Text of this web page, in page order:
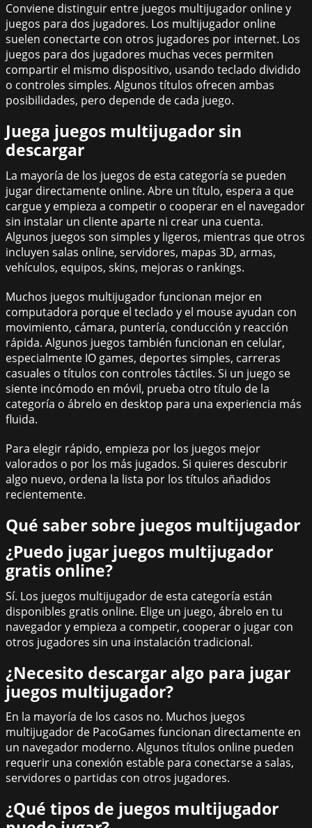
Conviene distinguir entre juegos multijugador online y
juegos para dos jugadores. Los multijugador online
suelen conectarte con otros jugadores por internet. Los
juegos para dos jugadores muchas veces permiten
compartir el mismo dispositivo, usando teclado dividido
o controles simples. Algunos títulos ofrecen ambas
posibilidades, pero depende de cada juego.
Juega juegos multijugador sin
descargar
La mayoría de los juegos de esta categoría se pueden
jugar directamente online. Abre un título, espera a que
cargue y empieza a competir o cooperar en el navegador
sin instalar un cliente aparte ni crear una cuenta.
Algunos juegos son simples y ligeros, mientras que otros
incluyen salas online, servidores, mapas 3D, armas,
vehículos, equipos, skins, mejoras o rankings.
Muchos juegos multijugador funcionan mejor en
computadora porque el teclado y el mouse ayudan con
movimiento, cámara, puntería, conducción y reacción
rápida. Algunos juegos también funcionan en celular,
especialmente IO games, deportes simples, carreras
casuales o títulos con controles táctiles. Si un juego se
siente incómodo en móvil, prueba otro título de la
categoría o ábrelo en desktop para una experiencia más
fluida.
Para elegir rápido, empieza por los juegos mejor
valorados o por los más jugados. Si quieres descubrir
algo nuevo, ordena la lista por los títulos añadidos
recientemente.
Qué saber sobre juegos multijugador
¿Puedo jugar juegos multijugador
gratis online?
Sí. Los juegos multijugador de esta categoría están
disponibles gratis online. Elige un juego, ábrelo en tu
navegador y empieza a competir, cooperar o jugar con
otros jugadores sin una instalación tradicional.
¿Necesito descargar algo para jugar
juegos multijugador?
En la mayoría de los casos no. Muchos juegos
multijugador de PacoGames funcionan directamente en
un navegador moderno. Algunos títulos online pueden
requerir una conexión estable para conectarse a salas,
servidores o partidas con otros jugadores.
¿Qué tipos de juegos multijugador